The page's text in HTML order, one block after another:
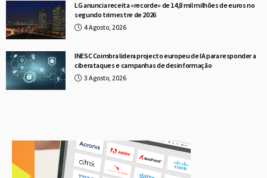
LG anuncia receita «recorde» de 14,8 mil milhões de euros no
segundo trimestre de 2026
4 Agosto, 2026
INESC Coimbra lidera projecto europeu de IA para responder a
ciberataques e campanhas de desinformação
3 Agosto, 2026